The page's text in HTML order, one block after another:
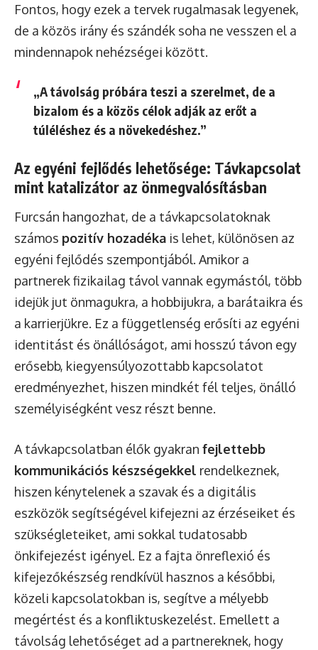
Fontos, hogy ezek a tervek rugalmasak legyenek,
de a közös irány és szándék soha ne vesszen el a
mindennapok nehézségei között.
„A távolság próbára teszi a szerelmet, de a
bizalom és a közös célok adják az erőt a
túléléshez és a növekedéshez.”
Az egyéni fejlődés lehetősége: Távkapcsolat
mint katalizátor az önmegvalósításban
Furcsán hangozhat, de a távkapcsolatoknak
számos pozitív hozadéka is lehet, különösen az
egyéni fejlődés szempontjából. Amikor a
partnerek fizikailag távol vannak egymástól, több
idejük jut önmagukra, a hobbijukra, a barátaikra és
a karrierjükre. Ez a függetlenség erősíti az egyéni
identitást és önállóságot, ami hosszú távon egy
erősebb, kiegyensúlyozottabb kapcsolatot
eredményezhet, hiszen mindkét fél teljes, önálló
személyiségként vesz részt benne.
A távkapcsolatban élők gyakran fejlettebb
kommunikációs készségekkel rendelkeznek,
hiszen kénytelenek a szavak és a digitális
eszközök segítségével kifejezni az érzéseiket és
szükségleteiket, ami sokkal tudatosabb
önkifejezést igényel. Ez a fajta önreflexió és
kifejezőkészség rendkívül hasznos a későbbi,
közeli kapcsolatokban is, segítve a mélyebb
megértést és a konfliktuskezelést. Emellett a
távolság lehetőséget ad a partnereknek, hogy